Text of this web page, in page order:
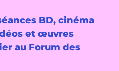
BD, cinéma
et œuvres
au Forum des